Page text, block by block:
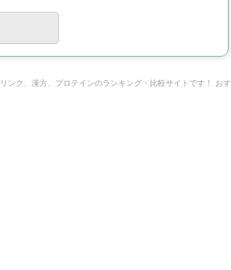
ンク、漢方、プロテインのランキング・比較サイトです！ おす